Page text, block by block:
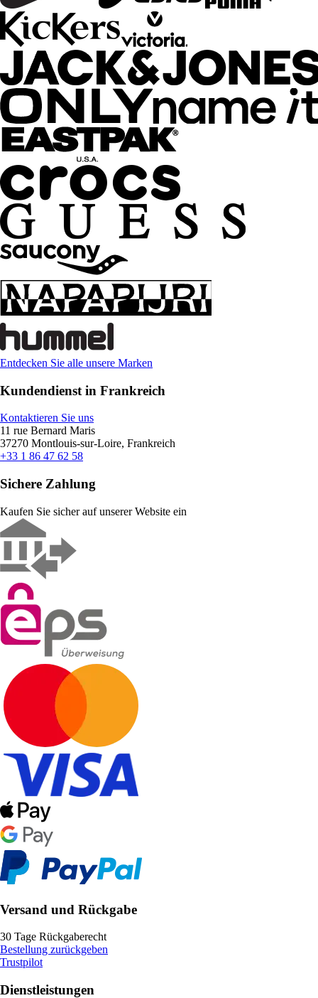
Entdecken Sie alle unsere Marken
Kundendienst in Frankreich
Kontaktieren Sie uns
11 rue Bernard Maris
37270 Montlouis-sur-Loire, Frankreich
+33 1 86 47 62 58
Sichere Zahlung
Kaufen Sie sicher auf unserer Website ein
Versand und Rückgabe
30 Tage Rückgaberecht
Bestellung zurückgeben
Trustpilot
Dienstleistungen